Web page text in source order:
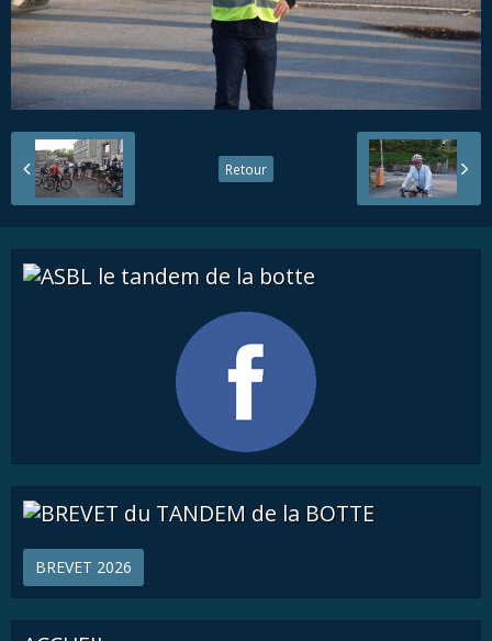
Retour
BREVET 2026